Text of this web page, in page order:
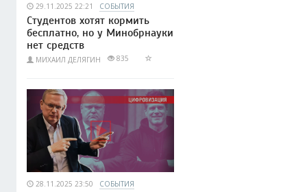
29.11.2025 22:21 СОБЫТИЯ
Студентов хотят кормить
бесплатно, но у Минобрнауки
нет средств
МИХАИЛ ДЕЛЯГИН 835
28.11.2025 23:50 СОБЫТИЯ